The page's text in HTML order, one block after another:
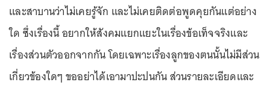
และสาบานว่าไม่เคยรู้จัก และไม่เคยติดต่อพูดคุยกันแต่อย่าง
ใด ซึ่งเรื่องนี้ อยากให้สังคมแยกแยะในเรื่องข้อเท็จจริงและ
เรื่องส่วนตัวออกจากกัน โดยเฉพาะเรื่องลูกของตนนั้นไม่มีส่วน
เกี่ยวข้องใดๆ ขออย่าได้เอามาปะปนกัน ส่วนรายละเอียดและ